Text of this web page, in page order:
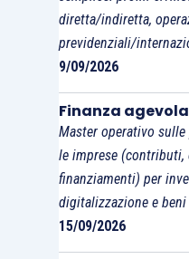
diretta/indiretta,
previdenziali/
9/09/2026
Finanza
Master operativo
le imprese (contributi,
finanziamenti) per
digitalizzazione e
15/09/2026